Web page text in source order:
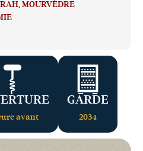
MOURVÈDRE
avant
GARDE
2034